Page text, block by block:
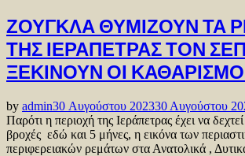
ΖΟΥΓΚΛΑ ΘΥΜΙΖΟΥΝ ΤΑ
ΤΗΣ ΙΕΡΑΠΕΤΡΑΣ ΤΟΝ
ΞΕΚΙΝΟΥΝ ΟΙ
by admin30 Αυγούστου 202330 Αυγούστου
Παρότι η περιοχή της Ιεράπετρας έχει να
βροχές εδώ και 5 μήνες, η εικόνα των
περιφερειακών ρεμάτων στα Ανατολικά ,